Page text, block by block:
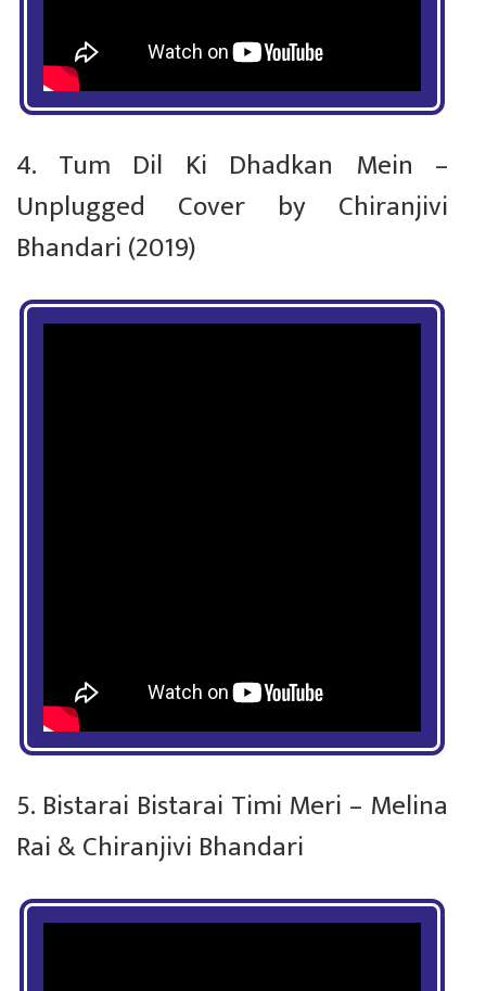
4. Tum Dil Ki Dhadkan Mein –
Unplugged Cover by Chiranjivi
Bhandari (2019)
5. Bistarai Bistarai Timi Meri – Melina
Rai & Chiranjivi Bhandari